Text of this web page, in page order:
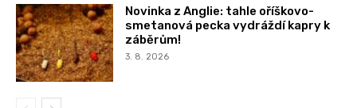
Novinka z Anglie: tahle oříškovo-
smetanová pecka vydráždí kapry k
záběrům!
3. 8. 2026